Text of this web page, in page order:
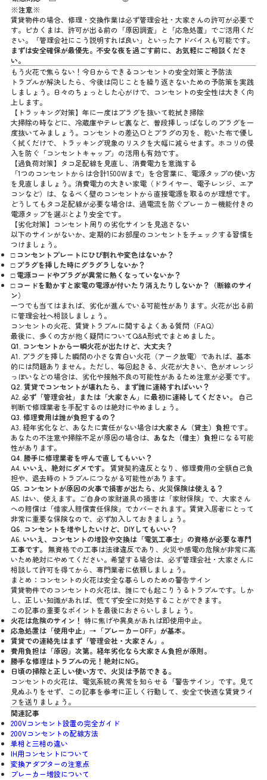
※注意※
賃貸物件の場合、修理・交換作業は必ず管理会社・大家さんの許可が必要で
す。ピカくまは、許可が出る前の「原因調査」と「応急処置」でご活用くだ
さい。「管理会社にこう説明すれば良い」といったアドバイスも可能です。
まずは安全確保が最優先。不安な夜を過ごす前に、お気軽にご相談くださ
い。
もう火花で焦らない！今日からできるコンセントの安全対策と予防法
トラブルが解決したら、今後は同じことを繰り返さないための予防策を実践
しましょう。日々のちょっとした心がけで、コンセントの安全性は大きく向
上します。
【トラッキング対策】年に一度はプラグを抜いて乾拭き掃除
大掃除の時などに、冷蔵庫やテレビ裏など、普段挿しっぱなしのプラグを一
度抜いてみましょう。コンセントの差込口とプラグの刃を、乾いた布で優し
く拭くだけで、トラッキング現象のリスクを大幅に減らせます。ホコリの侵
入を防ぐ「コンセントキャップ」の活用も有効です。
【過負荷対策】タコ足配線を見直し、消費電力を意識する
「1つのコンセントからは合計1500Wまで」を合言葉に、電源タップの使い方
を見直しましょう。消費電力の大きい家電（ドライヤー、電子レンジ、エア
コンなど）は、なるべく壁のコンセントから直接電源を取るのが理想です。
どうしてもタコ足配線が必要な場合は、過電流を防ぐブレーカー機能付きの
電源タップを選ぶとより安全です。
【劣化対策】コンセント周りの劣化サインを見逃さない
以下のサインがないか、定期的にお部屋のコンセントをチェックする習慣を
つけましょう。
□ コンセントプレートにひび割れや変色はないか？
□ プラグを挿した時にグラグラしないか？
□ 電源コードやプラグが異常に熱くなっていないか？
□ コードを動かすと家電の電源が付いたり消えたりしないか？（断線のサイ
ン）
一つでも当てはまれば、劣化が進んでいる可能性があります。火花が出る前
に管理会社へ相談しましょう。
コンセントの火花、賃貸トラブルに関するよくある質問（FAQ）
最後に、多くの方が抱く疑問についてQ&A形式でまとめました。
Q1. コンセントから一瞬火花が出たけど、大丈夫？
A1. プラグを挿した瞬間の小さな青白い火花（アーク放電）であれば、基本
的には問題ありません。ただし、毎回起きる、火花が大きい、色がオレンジ
っぽいなどの場合は、劣化や接触不良の可能性があるため注意が必要です。
Q2. 賃貸でコンセントが壊れたら、まず誰に連絡すればいい？
A2. 必ず「管理会社」または「大家さん」に最初に連絡してください。
自己
判断で修理業者を手配するのは絶対にやめましょう。
Q3. 修理費用は誰が負担するの？
A3. 経年劣化など、あなたに責任がない場合は大家さん（貸主）負担です。
あなたの不注意や掃除不足が原因の場合は、 あなた（借主）負担になる可能
性があります。
Q4. 勝手に修理業者を呼んで直してもいい？
A4. いいえ、絶対にダメです。 賃貸契約違反となり、修理費用の全額自己負
担や、退去時のトラブルにつながる可能性があります。
Q5. コンセントが原因の火事で損害が出たら、火災保険は使える？
A5. はい、使えます。ご自身の家財道具の損害は「家財保険」で、大家さん
への賠償は「借家人賠償責任保険」でカバーされます。賃貸入居者にとって
非常に重要な保険なので、必ず加入しておきましょう。
Q6. コンセントを増やしたいけど、DIYしてもいい？
A6. いいえ、コンセントの増設や交換は「電気工事士」の資格が必要な専門
工事です。 無資格での工事は法律違反であり、火災や感電の危険が非常に高
いため絶対にやめてください。希望する場合は、必ず管理会社・大家さんに
相談して許可を得てから、専門業者に依頼しましょう。
まとめ：コンセントの火花は安全な暮らしのための警告サイン
賃貸物件でのコンセントの火花は、誰にでも起こりうるトラブルです。しか
し、正しい知識があれば、慌てず安全に対処することができます。
この記事の重要なポイントを最後におさらいしましょう。
火花は危険のサイン！ 特に焦げや異臭があれば即使用中止。
応急処置は「使用中止」→「ブレーカーOFF」が基本。
賃貸での連絡先はまず「管理会社・大家さん」。
費用負担は「原因」次第。経年劣化なら大家さん負担が原則。
勝手な修理はトラブルの元！絶対にNG。
日頃の掃除と正しい使い方で、火災は予防できる。
コンセントの火花は、電気系統の異常を知らせる「警告サイン」です。見て
見ぬふりをせず、この記事を参考に正しく行動して、安全で快適な賃貸ライ
フを送りましょう。
関連記事
200Vコンセント設置の完全ガイド
200Vコンセントの配線方法
単相と三相の違い
IH用コンセントについて
変換アダプターの注意点
ブレーカー増設について